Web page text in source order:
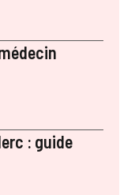
: guide